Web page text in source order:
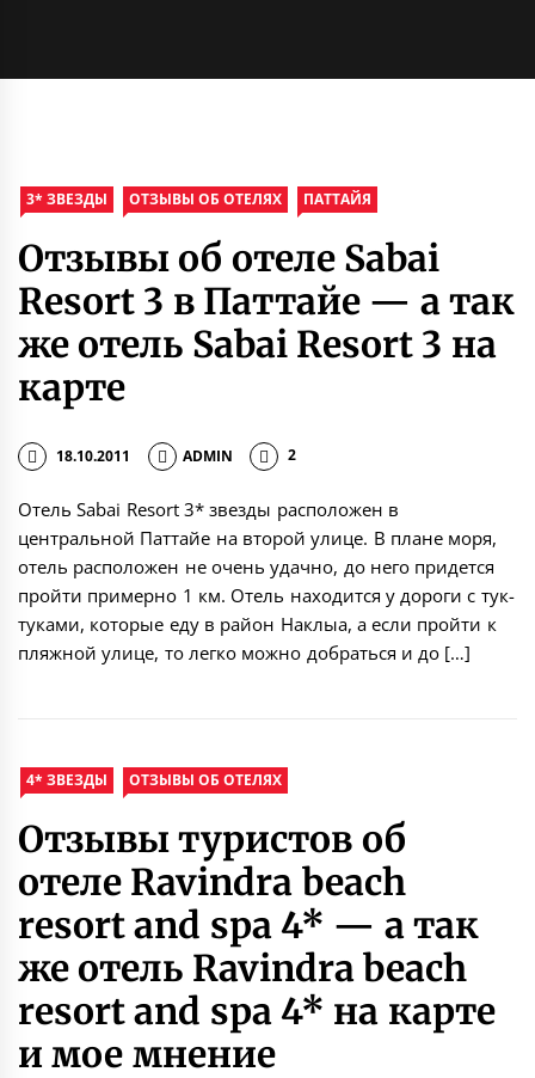
3* ЗВЕЗДЫ ОТЗЫВЫ ОБ ОТЕЛЯХ ПАТТАЙЯ
Отзывы об отеле Sabai
Resort 3 в Паттайе — а так
же отель Sabai Resort 3 на
карте
18.10.2011 ADMIN 2
Отель Sabai Resort 3* звезды расположен в
центральной Паттайе на второй улице. В плане моря,
отель расположен не очень удачно, до него придется
пройти примерно 1 км. Отель находится у дороги с тук-
туками, которые еду в район Наклыа, а если пройти к
пляжной улице, то легко можно добраться и до […]
4* ЗВЕЗДЫ ОТЗЫВЫ ОБ ОТЕЛЯХ
Отзывы туристов об
отеле Ravindra beach
resort and spa 4* — а так
же отель Ravindra beach
resort and spa 4* на карте
и мое мнение